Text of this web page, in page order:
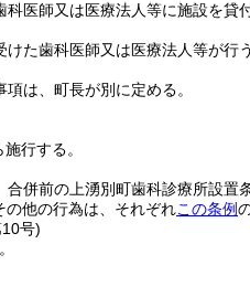
医師又は医療法人等に施設を貸
た歯科医師又は医療法人等が行
は、町長が別に定める。
行する。
併前の上湧別町歯科診療所設置
他の行為は、それぞれこの条例
号)